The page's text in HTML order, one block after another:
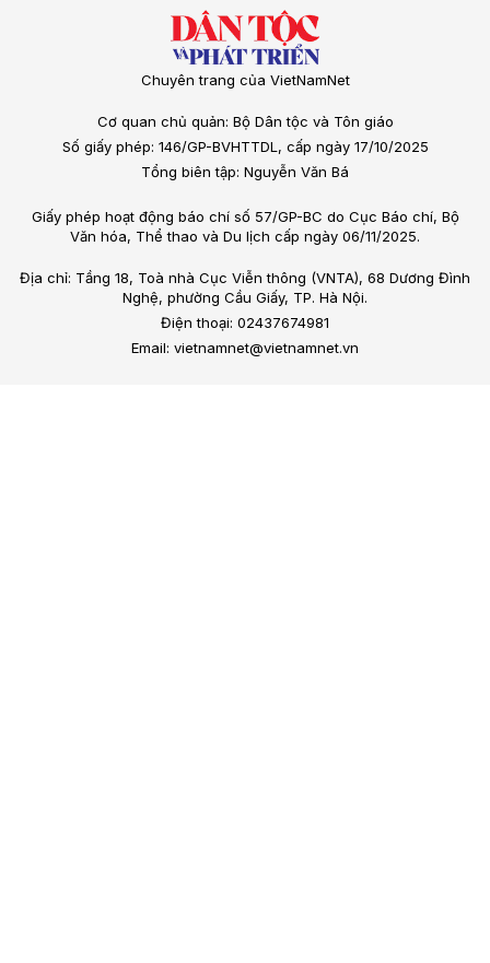
Chuyên trang của VietNamNet
Cơ quan chủ quản: Bộ Dân tộc và Tôn giáo
Số giấy phép: 146/GP-BVHTTDL, cấp ngày 17/10/2025
Tổng biên tập: Nguyễn Văn Bá
Giấy phép hoạt động báo chí số 57/GP-BC do Cục Báo chí, Bộ
Văn hóa, Thể thao và Du lịch cấp ngày 06/11/2025.
Địa chỉ: Tầng 18, Toà nhà Cục Viễn thông (VNTA), 68 Dương Đình
Nghệ, phường Cầu Giấy, TP. Hà Nội.
Điện thoại: 02437674981
Email: vietnamnet@vietnamnet.vn